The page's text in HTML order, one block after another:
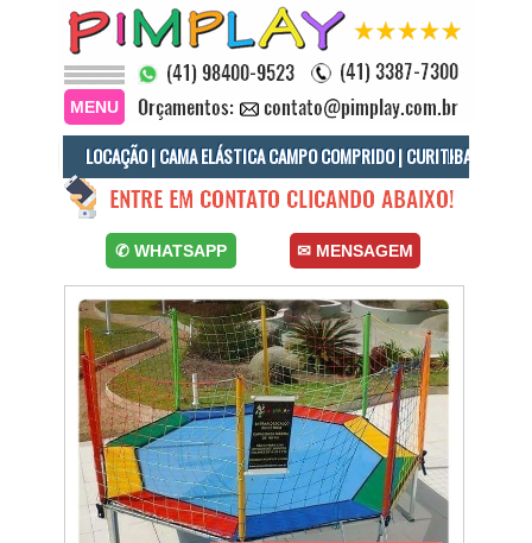
MENU
LOCAÇÃO | CAMA ELÁSTICA CAMPO COMPRIDO | CURITIBA
Locação Cama Elástica Campo Comprido, Cama Elástica Bairro Campo Comprido, Curitiba, Locações Cama Elástica.
Cama Elástica Campo Comprido, Aluguel Cama Elástica Campo Comprido, Locação de Cama Elástica Campo Comprido Curitiba.
✉ MENSAGEM
✆ WHATSAPP